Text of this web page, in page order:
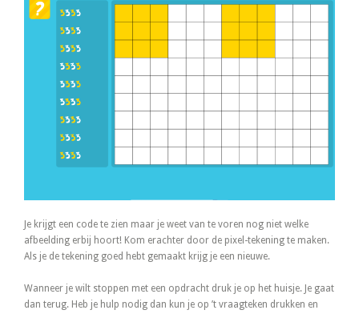
Je krijgt een code te zien maar je weet van te voren nog niet welke
afbeelding erbij hoort! Kom erachter door de pixel-tekening te maken.
Als je de tekening goed hebt gemaakt krijg je een nieuwe.
Wanneer je wilt stoppen met een opdracht druk je op het huisje. Je gaat
dan terug. Heb je hulp nodig dan kun je op ’t vraagteken drukken en